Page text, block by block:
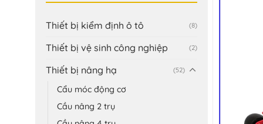
Thiết bị kiểm định ô tô (8)
Thiết bị vệ sinh công nghiệp (2)
Thiết bị nâng hạ (52)
Cẩu móc động cơ
Cầu nâng 2 trụ